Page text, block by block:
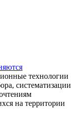
технологии
систематизации
на территории